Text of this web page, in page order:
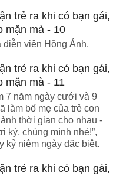
viên Hồng Ánh.
7 năm ngày cưới và 9
làm bố mẹ của trẻ con
thời gian cho nhau -
kỷ, chúng mình nhé!”,
kỷ niệm ngày đặc biệt.